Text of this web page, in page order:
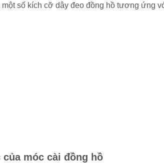
số kích cỡ dây đeo đồng hồ tương ứng
móc cài đồng hồ